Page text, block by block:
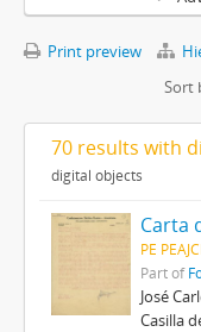
Print preview
Sort
70 results with
digital objects
Carta
PE
Part of
José
Casilla